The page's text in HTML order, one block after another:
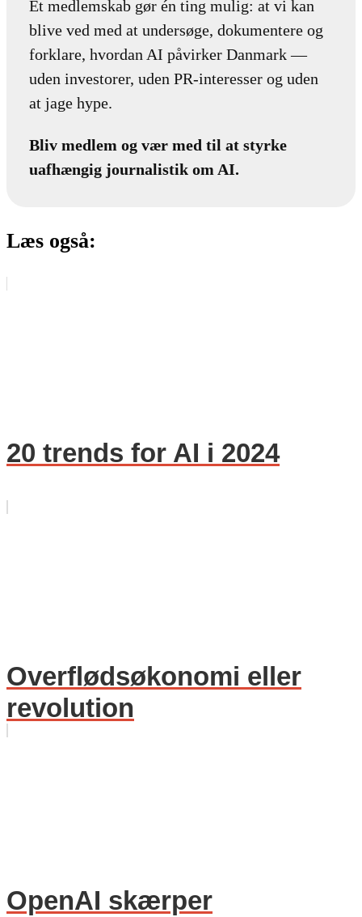
Et medlemskab gør én ting mulig: at vi kan
blive ved med at undersøge, dokumentere og
forklare, hvordan AI påvirker Danmark —
uden investorer, uden PR-interesser og uden
at jage hype.
Bliv medlem og vær med til at styrke
uafhængig journalistik om AI.
Læs også:
20 trends for AI i 2024
Overflødsøkonomi eller
revolution
OpenAI skærper